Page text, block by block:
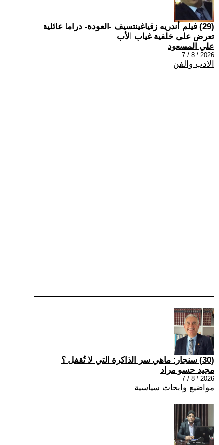
(29) فيلم أندريه زفياغينتسيف -العودة- دراما عائلية
تعرض على خلفية غياب الأب
علي المسعود
2026 / 8 / 7
الادب والفن
(30) سنجار: ماهي سر الذاكرة التي لا تُقفل ؟
مجيد حسو مراد
2026 / 8 / 7
مواضيع وابحاث سياسية